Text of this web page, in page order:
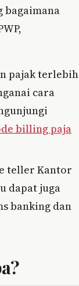
bagaimana
pajak terlebih
cara
billing paja
teller Kantor
dapat juga
banking dan